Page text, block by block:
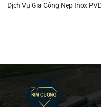
Dịch Vụ Gia Công Nẹp Inox